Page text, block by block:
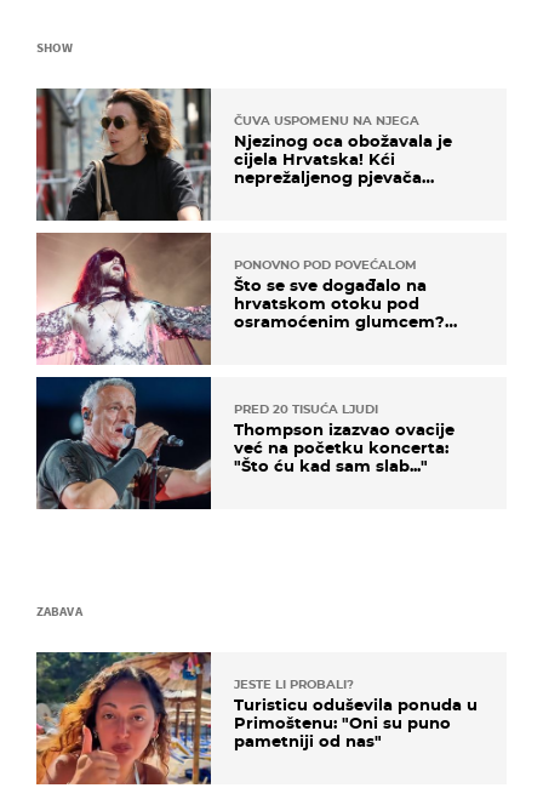
SHOW
ČUVA USPOMENU NA NJEGA
Njezinog oca obožavala je
cijela Hrvatska! Kći
neprežaljenog pjevača
PONOVNO POD POVEĆALOM
Što se sve događalo na
hrvatskom otoku pod
osramoćenim glumcem?
PRED 20 TISUĆA LJUDI
Thompson izazvao ovacije
već na početku koncerta:
"Što ću kad sam slab..."
ZABAVA
JESTE LI PROBALI?
Turisticu oduševila ponuda u
Primoštenu: "Oni su puno
pametniji od nas"